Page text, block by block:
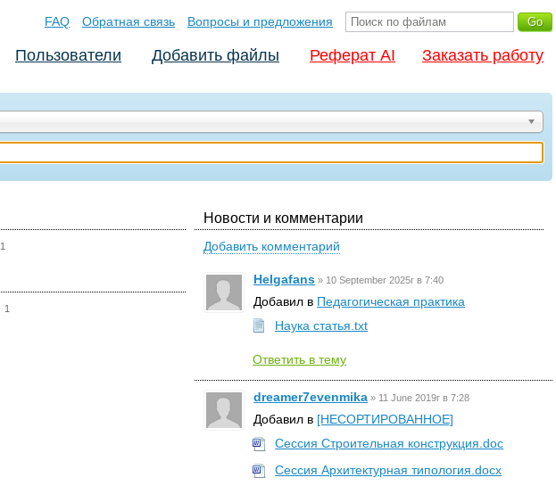
FAQ Обратная связь Вопросы и предложения
Пользователи Добавить файлы Реферат AI Заказать работу
1
1
Новости и комментарии
Добавить комментарий
Helgafans » 10 September 2025г в 7:40
Добавил в Педагогическая практика
Наука статья.txt
Ответить в тему
dreamer7evenmika » 11 June 2019г в 7:28
Добавил в [НЕСОРТИРОВАННОЕ]
Сессия Строительная конструкция.doc
Сессия Архитектурная типология.docx